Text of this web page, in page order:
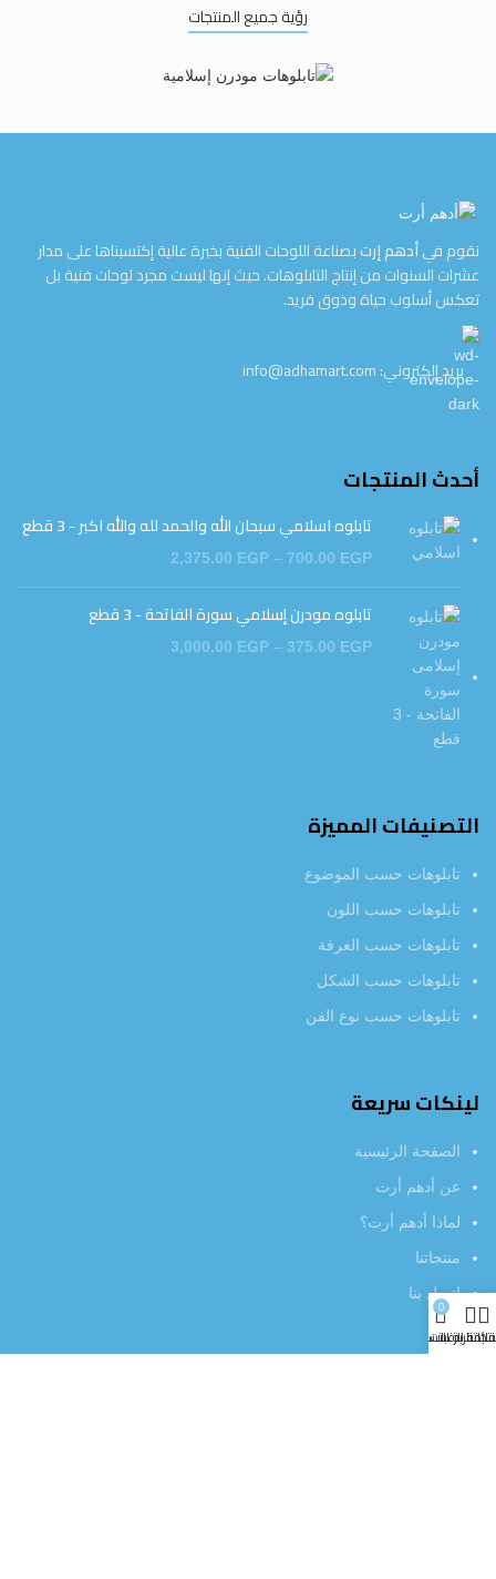
رؤية جميع المنتجات
نقوم فيأدهم إرتبصناعة اللوحات الفنية بخبرة عالية إكتسبناها على مدار
عشرات السنوات من إنتاج التابلوهات. حيث إنها ليست مجرد لوحات فنية بل
تعكس أسلوب حياة وذوق فريد.
بريد إلكتروني: info@adhamart.com
أحدث المنتجات
تابلوه اسلامي سبحان الله والحمد لله والله اكبر - 3 قطع
700.00 EGP
–
2,375.00 EGP
تابلوه مودرن إسلامي سورة الفاتحة - 3 قطع
375.00 EGP
–
3,000.00 EGP
التصنيفات المميزة
تابلوهات حسب الموضوع
تابلوهات حسب اللون
تابلوهات حسب الغرفة
تابلوهات حسب الشكل
تابلوهات حسب نوع الفن
لينكات سريعة
الصفحة الرئيسية
عن أدهم أرت
لماذا أدهم أرت؟
منتجاتنا
إتصل بنا
قائمة الرغبات
0
عربة التسوق